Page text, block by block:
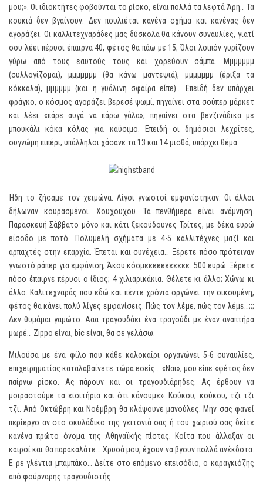
μου;». Οι ιδιοκτήτες φοβούνται το ρίσκο, είναι πολλά τα λεφτά Άρη… Τα
κουκιά δεν βγαίνουν. Δεν πουλιέται κανένα σχήμα και κανένας δεν
αγοράζει. Οι καλλιτεχναράδες μας δύσκολα θα κάνουν συναυλίες, γιατί
σου λέει πέρυσι έπαιρνα 40, φέτος θα πάω με 15; Όλοι λοιπόν γυρίζουν
γύρω από τους εαυτούς τους και χορεύουν σάμπα. Μμμμμμμ
(συλλογίζομαι), μμμμμμμ (θα κάνω μαντεψιά), μμμμμμμ (έριξα τα
κόκκαλα), μμμμμμ (και η γυάλινη σφαίρα είπε)… Επειδή δεν υπάρχει
φράγκο, ο κόσμος αγοράζει βερεσέ ψωμί, πηγαίνει στα σούπερ μάρκετ
και λέει «πάρε αυγά να πάρω γάλα», πηγαίνει στα βενζινάδικα με
μπουκάλι κόκα κόλας για καύσιμο. Επειδή οι δημόσιοι λεχρίτες,
συγνώμη πιπέρι, υπάλληλοι χάσανε τα 13 και 14 μισθά, υπάρχει θέμα.
Ήδη το ζήσαμε τον χειμώνα. Λίγοι γνωστοί εμφανίστηκαν. Οι άλλοι
δήλωναν κουρασμένοι. Χουχουχου. Τα πενθήμερα είναι ανάμνηση.
Παρασκευή Σάββατο μόνο και κάτι ξεκούδουνες Τρίτες, με δέκα ευρώ
είσοδο με ποτό. Πολυμελή σχήματα με 4-5 καλλιτέχνες μαζί και
αρπαχτές στην επαρχία. Έπεται και συνέχεια… Ξέρετε πόσο πρότειναν
γνωστό ράπερ για εμφάνιση; Άκου κόσμεεεεεεεεεεε. 500 ευρώ. Ξέρετε
πόσο έπαιρνε πέρυσι ο ίδιος; 4 χιλιαρικάκια. Θέλετε κι άλλο; Χώνω κι
άλλο. Καλιτεχναράς που εδώ και πέντε χρόνια οργώνει την οικουμένη,
φέτος θα κάνει πολύ λίγες εμφανίσεις. Πώς τον λέμε, πώς τον λέμε…;;;
Δεν θυμάμαι γαμώτο. Ααα τραγουδάει ένα τραγούδι με έναν αναπτήρα
μωρέ… Zippo είναι, bic είναι, θα σε γελάσω.
Μιλούσα με ένα φίλο που κάθε καλοκαίρι οργανώνει 5-6 συναυλίες,
επιχειρηματίας καταλαβαίνετε τώρα εσείς… «Ναι», μου είπε «φέτος δεν
παίρνω ρίσκο. Ας πάρουν και οι τραγουδιάρηδες. Ας έρθουν να
μοιραστούμε τα εισιτήρια και ότι κάνουμε». Κούκου, κούκου, τζι τζι
τζι. Από Οκτώβρη και Νοέμβρη θα κλάψουνε μανούλες. Μην σας φανεί
περίεργο αν στο σκυλάδικο της γειτονιά σας ή του χωριού σας δείτε
κανένα πρώτο όνομα της Αθηναϊκής πίστας. Κοίτα που άλλαξαν οι
καιροί και θα παρακαλάτε… Χρυσά μου, έχουν να βγουν πολλά ανέκδοτα.
Ε ρε γλέντια μπαμπάκο… Δείτε στο επόμενο επεισόδιο, ο καραγκιόζης
από φούρναρης τραγουδιστής.